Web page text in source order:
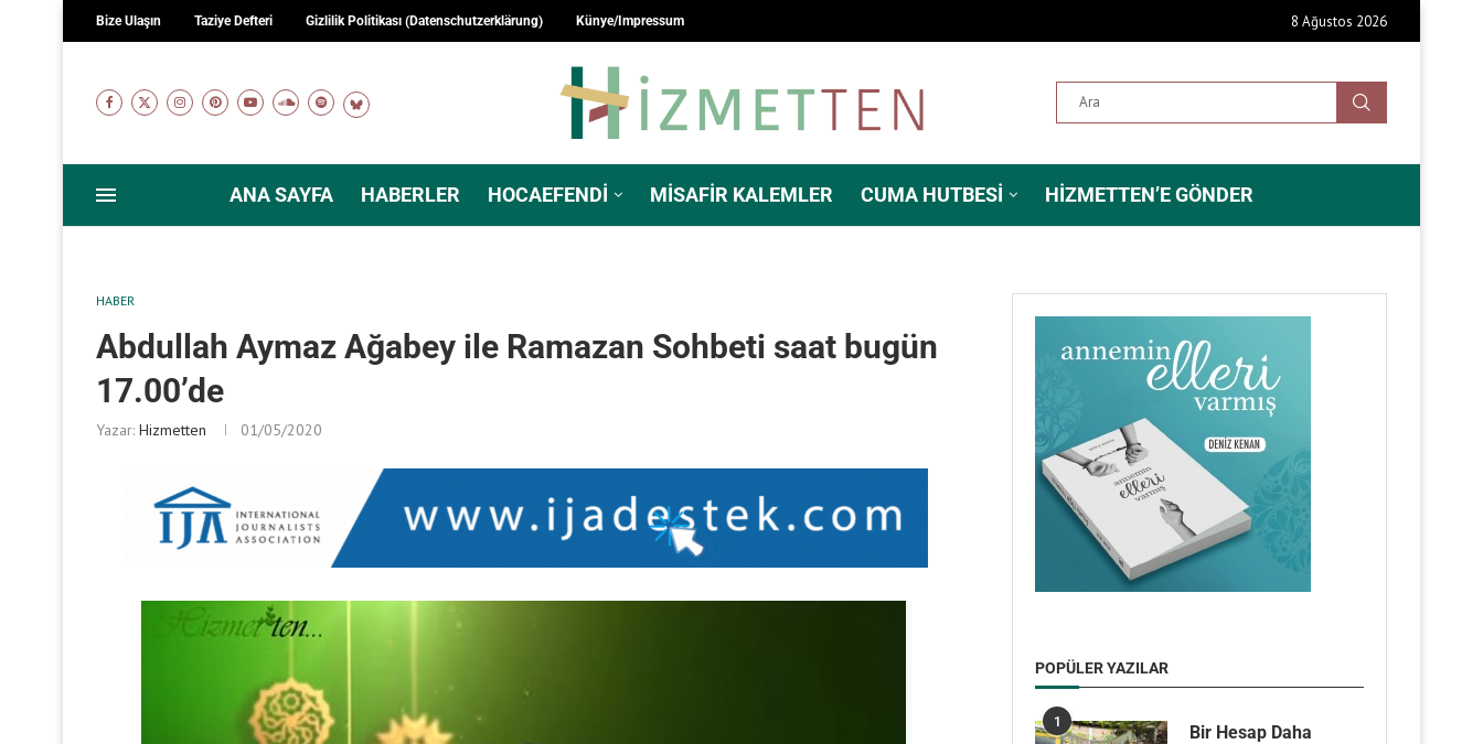
Bize Ulaşın Taziye Defteri Gizlilik Politikası (Datenschutzerklärung) Künye/Impressum 8 Ağustos 2026
ANA SAYFA HABERLER HOCAEFENDI MISAFIR KALEMLER CUMA HUTBESI HIZMETTEN’E GÖNDER
HABER
Abdullah Aymaz Ağabey ile Ramazan Sohbeti saat bugün
17.00’de
Yazar: Hizmetten 01/05/2020
POPÜLER YAZILAR
1
Bir Hesap Daha